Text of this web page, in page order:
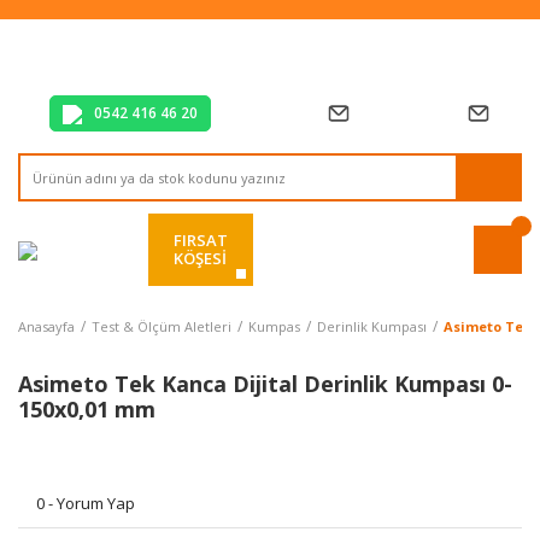
Tüm Alışverişlerde Vade Farksız 2 Taksit!
0542 416 46 20
FIRSAT
KÖŞESİ
Anasayfa Test & Ölçüm Aletleri Kumpas Derinlik Kumpası Asimeto Tek
Asimeto Tek Kanca Dijital Derinlik Kumpası 0-
150x0,01 mm
0 - Yorum Yap